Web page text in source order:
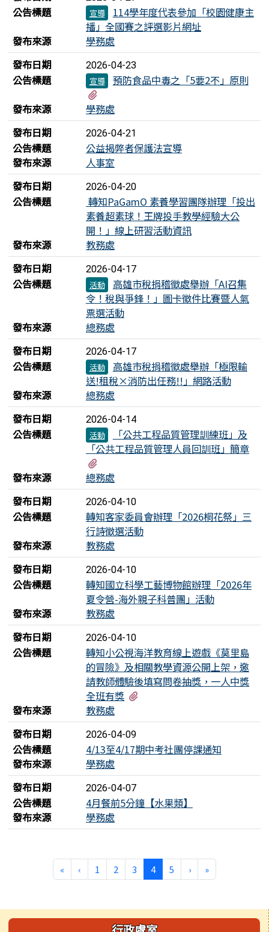
公告標題 宣導
114學年度代表參加「校園健康主
播」全國賽之評選影片網址
發布來源
學務處
發布日期
2026-04-23
公告標題 宣導
預防食品中毒之「5要2不」原則
發布來源
學務處
發布日期
2026-04-21
公告標題
公益揭弊者保護法宣導
發布來源
人事室
發布日期
2026-04-20
公告標題
轉知PaGamO 素養學習團隊辦理「投出
素養超素球！王牌投手教學經驗大公
開！」線上研習活動資訊
發布來源
教務處
發布日期
2026-04-17
公告標題 活動
高雄市稅捐稽徵處舉辦「AI召集
令！稅與爭鋒！」圖卡徵件比賽暨人氣
票選活動
發布來源
總務處
發布日期
2026-04-17
公告標題 活動
高雄市稅捐稽徵處舉辦「極限輸
送!租稅×消防出任務!!」網路活動
發布來源
總務處
發布日期
2026-04-14
公告標題 活動
「公共工程品質管理訓練班」及
「公共工程品質管理人員回訓班」簡章
發布來源
總務處
發布日期
2026-04-10
公告標題
轉知客家委員會辦理「2026桐花祭」三
行詩徵選活動
發布來源
教務處
發布日期
2026-04-10
公告標題
轉知國立科學工藝博物館辦理「2026年
夏令營-海外親子科普團」活動
發布來源
教務處
發布日期
2026-04-10
公告標題
轉知小公視海洋教育線上遊戲《莫里島
的冒險》及相關教學資源公開上架，邀
請教師體驗後填寫問卷抽獎，一人中獎
全班有獎
發布來源
教務處
發布日期
2026-04-09
公告標題
4/13至4/17期中考社團停課通知
發布來源
學務處
發布日期
2026-04-07
公告標題
4月餐前5分鐘【水果類】
發布來源
學務處
«第一頁
‹上一頁
1 2 3 4(目前頁次)
5 ›下一頁
»最後頁
左邊區域內容